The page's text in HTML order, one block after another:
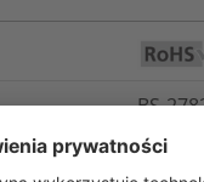
BS-
UL 94